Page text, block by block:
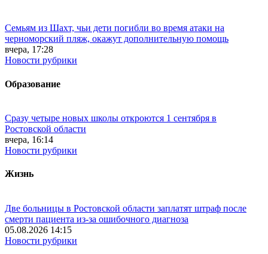
Семьям из Шахт, чьи дети погибли во время атаки на
черноморский пляж, окажут дополнительную помощь
вчера, 17:28
Новости рубрики
Образование
Сразу четыре новых школы откроются 1 сентября в
Ростовской области
вчера, 16:14
Новости рубрики
Жизнь
Две больницы в Ростовской области заплатят штраф после
смерти пациента из-за ошибочного диагноза
05.08.2026 14:15
Новости рубрики